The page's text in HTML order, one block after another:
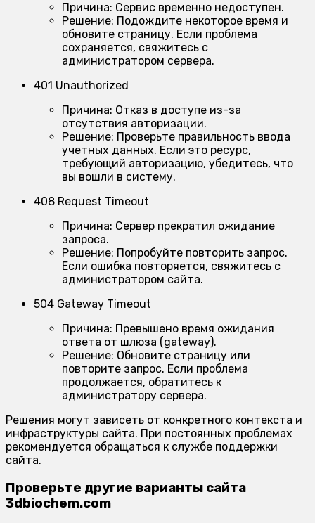
Причина: Сервис временно недоступен.
Решение: Подождите некоторое время и
обновите страницу. Если проблема
сохраняется, свяжитесь с
администратором сервера.
401 Unauthorized
Причина: Отказ в доступе из-за
отсутствия авторизации.
Решение: Проверьте правильность ввода
учетных данных. Если это ресурс,
требующий авторизацию, убедитесь, что
вы вошли в систему.
408 Request Timeout
Причина: Сервер прекратил ожидание
запроса.
Решение: Попробуйте повторить запрос.
Если ошибка повторяется, свяжитесь с
администратором сайта.
504 Gateway Timeout
Причина: Превышено время ожидания
ответа от шлюза (gateway).
Решение: Обновите страницу или
повторите запрос. Если проблема
продолжается, обратитесь к
администратору сервера.
Решения могут зависеть от конкретного контекста и
инфраструктуры сайта. При постоянных проблемах
рекомендуется обращаться к службе поддержки
сайта.
Проверьте другие варианты сайта
3dbiochem.com